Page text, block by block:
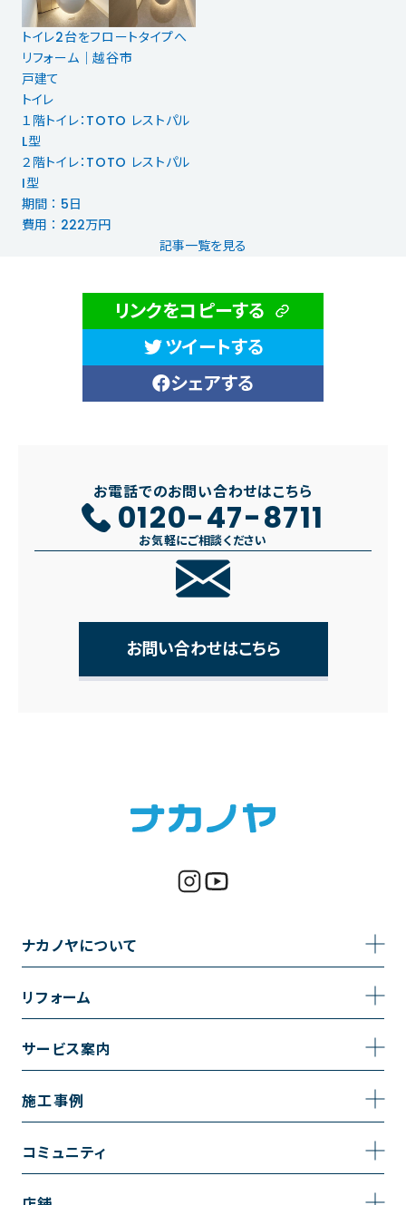
トイレ2台をフロートタイプへ
リフォーム｜越谷市
戸建て
トイレ
１階トイレ：TOTO レストパル
L型
２階トイレ：TOTO レストパル
I型
期間 ： 5日
費用 ： 222万円
記事一覧を見る
リンクをコピーする
ツイートする
シェアする
お電話でのお問い合わせはこちら
0120-47-8711
お気軽にご相談ください
お問い合わせはこちら
ナカノヤについて
事業内容
採用情報
リフォーム
トイレのリフォーム
キッチンのリフォーム
サービス案内
サービスの流れ
施工事例
施工事例一覧
コミュニティ
コミュニティ